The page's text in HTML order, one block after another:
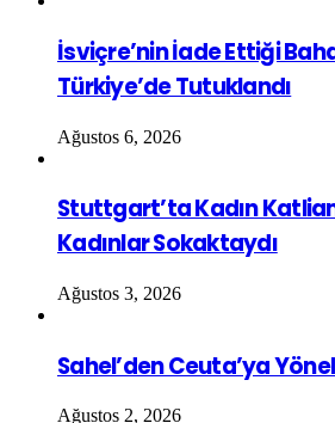
İsviçre’nin İade Ettiği
Türkiye’de Tutuklandı
Ağustos 6, 2026
Stuttgart’ta Kadın
Kadınlar Sokaktaydı
Ağustos 3, 2026
Sahel’den Ceuta’ya
Ağustos 2, 2026